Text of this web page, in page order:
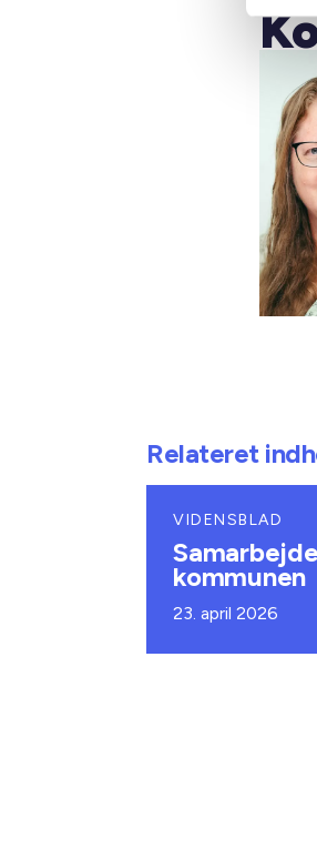
Relateret
VIDENSBLAD
kommunen
23. april 2026